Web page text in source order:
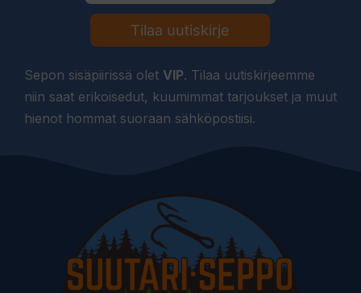
Tilaa uutiskirje
Sepon sisäpiirissä olet VIP. Tilaa uutiskirjeemme
niin saat erikoisedut, kuumimmat tarjoukset ja muut
hienot hommat suoraan sähköpostiisi.